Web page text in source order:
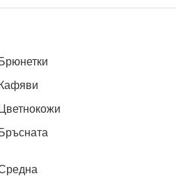
Брюнетки
Кафяви
Цветнокожи
Бръсната